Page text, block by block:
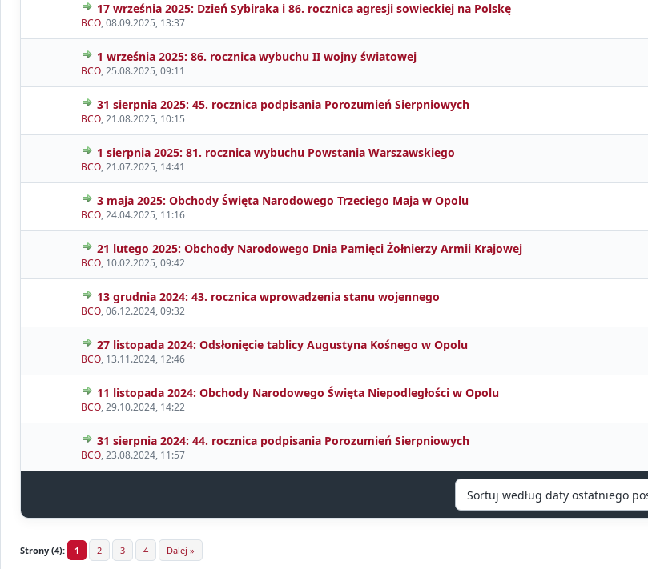
17 września 2025: Dzień Sybiraka i 86. rocznica agresji sowieckiej na Polskę
BCO,08.09.2025, 13:37
1 września 2025: 86. rocznica wybuchu II wojny światowej
BCO,25.08.2025, 09:11
31 sierpnia 2025: 45. rocznica podpisania Porozumień Sierpniowych
BCO,21.08.2025, 10:15
1 sierpnia 2025: 81. rocznica wybuchu Powstania Warszawskiego
BCO,21.07.2025, 14:41
3 maja 2025: Obchody Święta Narodowego Trzeciego Maja w Opolu
BCO,24.04.2025, 11:16
21 lutego 2025: Obchody Narodowego Dnia Pamięci Żołnierzy Armii Krajowej
BCO, 10.02.2025, 09:42
13 grudnia 2024: 43. rocznica wprowadzenia stanu wojennego
BCO,06.12.2024, 09:32
27 listopada 2024: Odsłonięcie tablicy Augustyna Kośnego w Opolu
BCO, 13.11.2024, 12:46
11 listopada 2024: Obchody Narodowego Święta Niepodległości w Opolu
BCO,29.10.2024, 14:22
31 sierpnia 2024: 44. rocznica podpisania Porozumień Sierpniowych
BCO,23.08.2024, 11:57
Strony (4): 1 2 3 4 Dalej »